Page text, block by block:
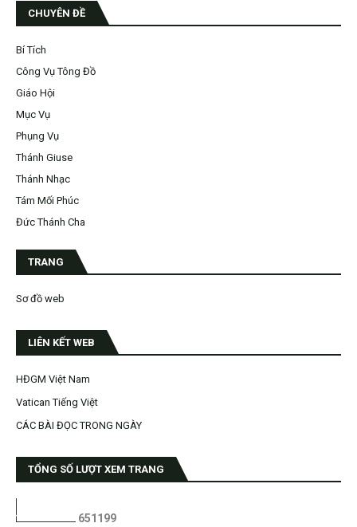
CHUYÊN ĐỀ
Bí Tích
Công Vụ Tông Đồ
Giáo Hội
Mục Vụ
Phụng Vụ
Thánh Giuse
Thánh Nhạc
Tám Mối Phúc
Đức Thánh Cha
TRANG
Sơ đồ web
LIÊN KẾT WEB
HĐGM Việt Nam
Vatican Tiếng Việt
CÁC BÀI ĐỌC TRONG NGÀY
TỔNG SỐ LƯỢT XEM TRANG
651 1 99